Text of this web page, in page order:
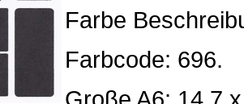
Farbe
Farbcode: 696.